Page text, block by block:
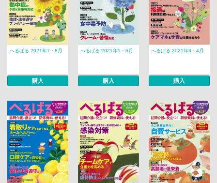
へるぱる 2021年7・8月
購入
へるぱる 2021年5・6月
購入
へるぱる 2021年3・4月
購入